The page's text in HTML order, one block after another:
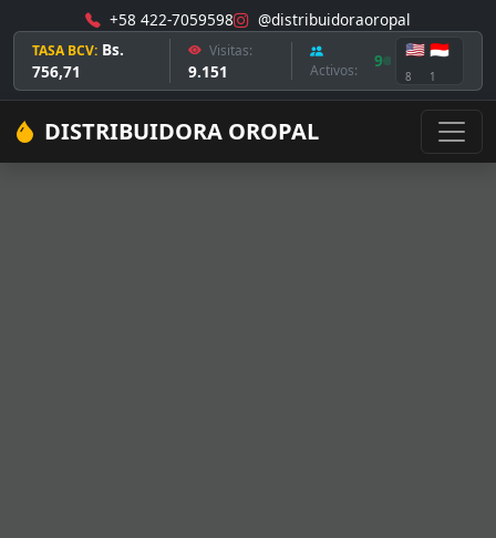
+58 422-7059598 @distribuidoraoropal
TASA BCV: Bs.
756,71
Visitas:
9.151 Activos: 9
🇺🇸
8
🇮🇩
1
DISTRIBUIDORA OROPAL